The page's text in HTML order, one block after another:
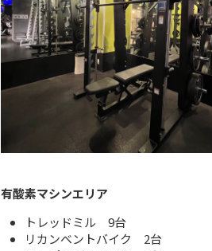
有酸素マシンエリア
トレッドミル 9台
リカンベントバイク 2台